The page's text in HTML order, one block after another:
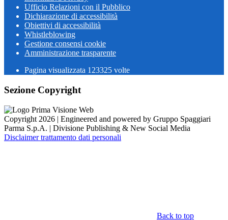
Ufficio Relazioni con il Pubblico
Dichiarazione di accessibilità
Obiettivi di accessibilità
Whistleblowing
Gestione consensi cookie
Amministrazione trasparente
Pagina visualizzata 123325 volte
Sezione Copyright
Copyright 2026 | Engineered and powered by Gruppo Spaggiari
Parma S.p.A. | Divisione Publishing & New Social Media
Disclaimer trattamento dati personali
Back to top